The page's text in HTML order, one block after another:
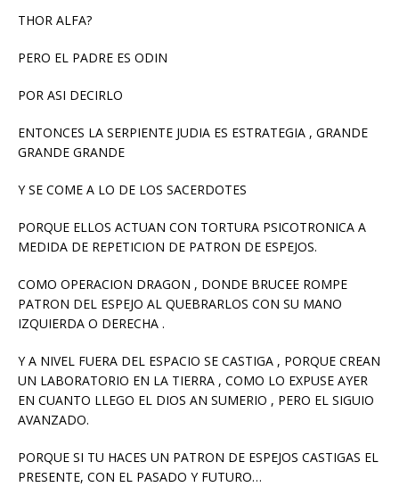
THOR ALFA?
PERO EL PADRE ES ODIN
POR ASI DECIRLO
ENTONCES LA SERPIENTE JUDIA ES ESTRATEGIA , GRANDE
GRANDE GRANDE
Y SE COME A LO DE LOS SACERDOTES
PORQUE ELLOS ACTUAN CON TORTURA PSICOTRONICA A
MEDIDA DE REPETICION DE PATRON DE ESPEJOS.
COMO OPERACION DRAGON , DONDE BRUCEE ROMPE
PATRON DEL ESPEJO AL QUEBRARLOS CON SU MANO
IZQUIERDA O DERECHA .
Y A NIVEL FUERA DEL ESPACIO SE CASTIGA , PORQUE CREAN
UN LABORATORIO EN LA TIERRA , COMO LO EXPUSE AYER
EN CUANTO LLEGO EL DIOS AN SUMERIO , PERO EL SIGUIO
AVANZADO.
PORQUE SI TU HACES UN PATRON DE ESPEJOS CASTIGAS EL
PRESENTE, CON EL PASADO Y FUTURO…